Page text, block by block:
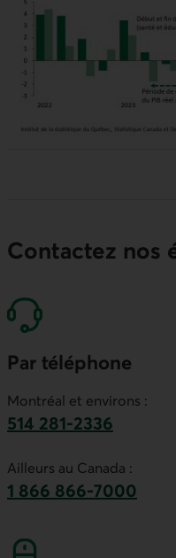
Contactez nos
Par téléphone
Montréal et environs :
514 281-2336
Ailleurs au Canada :
1 866 866-7000